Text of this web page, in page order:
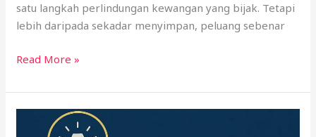
satu langkah perlindungan kewangan yang bijak. Tetapi
lebih daripada sekadar menyimpan, peluang sebenar
Read More »